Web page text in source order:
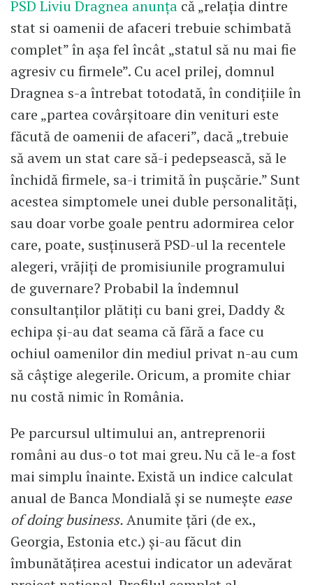
PSD Liviu Dragnea anunţa că „relaţia dintre
stat si oamenii de afaceri trebuie schimbată
complet” în așa fel încât „statul să nu mai fie
agresiv cu firmele”. Cu acel prilej, domnul
Dragnea s-a întrebat totodată, în condiţiile în
care „partea covârșitoare din venituri este
făcută de oamenii de afaceri”, dacă „trebuie
să avem un stat care să-i pedepsească, să le
închidă firmele, sa-i trimită în puşcărie.” Sunt
acestea simptomele unei duble personalități,
sau doar vorbe goale pentru adormirea celor
care, poate, susținuseră PSD-ul la recentele
alegeri, vrăjiți de promisiunile programului
de guvernare? Probabil la îndemnul
consultanților plătiți cu bani grei, Daddy &
echipa și-au dat seama că fără a face cu
ochiul oamenilor din mediul privat n-au cum
să câștige alegerile. Oricum, a promite chiar
nu costă nimic în România.
Pe parcursul ultimului an, antreprenorii
români au dus-o tot mai greu. Nu că le-a fost
mai simplu înainte. Există un indice calculat
anual de Banca Mondială și se numește ease
of doing business.Anumite țări (de ex.,
Georgia, Estonia etc.) și-au făcut din
îmbunătățirea acestui indicator un adevărat